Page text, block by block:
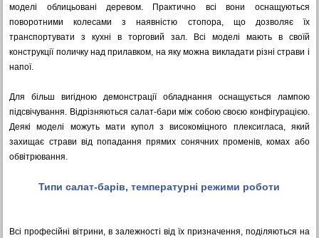
моделі облицьовані деревом. Практично всі вони оснащуються
поворотними колесами з наявністю стопора, що дозволяє їх
транспортувати з кухні в торговий зал. Всі моделі мають в своїй
конструкції поличку над прилавком, на яку можна викладати різні страви і
напої.
Для більш вигідною демонстрації обладнання оснащується лампою
підсвічування. Відрізняються салат-бари між собою своєю конфігурацією.
Деякі моделі можуть мати купол з високоміцного плексигласа, який
захищає страви від попадання прямих сонячних променів, комах або
обвітрювання.
Типи салат-барів, температурні режими роботи
Всі професійні вітрини, в залежності від їх призначення, поділяються на